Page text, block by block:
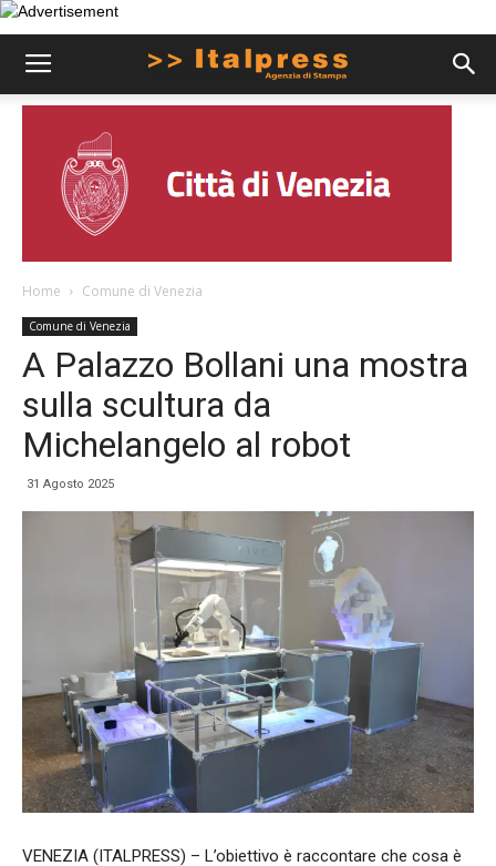
Home Comune di Venezia
Comune di Venezia
A Palazzo Bollani una mostra
sulla scultura da
Michelangelo al robot
31 Agosto 2025
VENEZIA (ITALPRESS) – L’obiettivo è raccontare che cosa è